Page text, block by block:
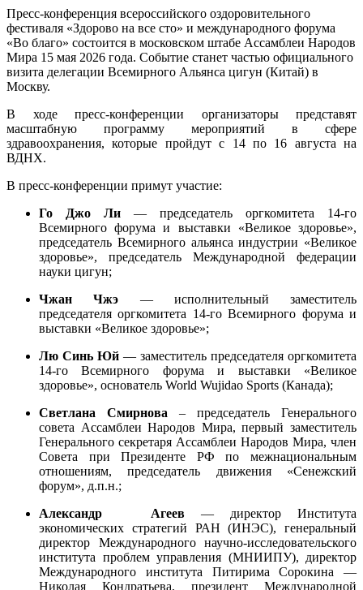
Пресс-конференция всероссийского оздоровительного
фестиваля «Здорово на все сто» и международного форума
«Во благо» состоится в московском штабе Ассамблеи Народов
Мира 15 мая 2026 года. Событие станет частью официального
визита делегации Всемирного Альянса цигун (Китай) в
Москву.
В ходе пресс-конференции организаторы представят
масштабную программу мероприятий в сфере
здравоохранения, которые пройдут с 14 по 16 августа на
ВДНХ.
В пресс-конференции примут участие:
Го Джо Ли — председатель оргкомитета 14-го
Всемирного форума и выставки «Великое здоровье»,
председатель Всемирного альянса индустрии «Великое
здоровье», председатель Международной федерации
науки цигун;
Чжан Чжэ — исполнительный заместитель
председателя оргкомитета 14-го Всемирного форума и
выставки «Великое здоровье»;
Лю Синь Юй — заместитель председателя оргкомитета
14-го Всемирного форума и выставки «Великое
здоровье», основатель World Wujidao Sports (Канада);
Светлана Смирнова – председатель Генерального
совета Ассамблеи Народов Мира, первый заместитель
Генерального секретаря Ассамблеи Народов Мира, член
Совета при Президенте РФ по межнациональным
отношениям, председатель движения «Сенежский
форум», д.п.н.;
Александр
Агеев — директор Института
экономических стратегий РАН (ИНЭС), генеральный
директор Международного научно-исследовательского
института проблем управления (МНИИПУ), директор
Международного института Питирима Сорокина —
Николая Кондратьева, президент Международной